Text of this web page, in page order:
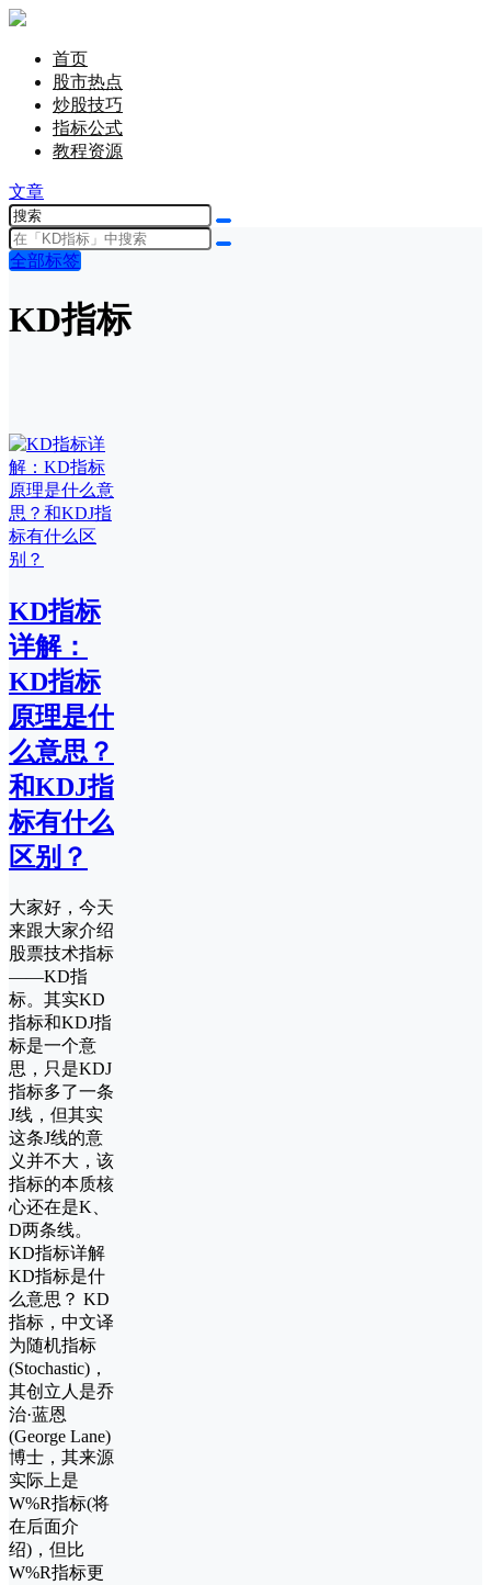
首页
股市热点
炒股技巧
指标公式
教程资源
文章
全部标签
KD指标
KD指标
详解：
KD指标
原理是什
么意思？
和KDJ指
标有什么
区别？
大家好，今天
来跟大家介绍
股票技术指标
——KD指
标。其实KD
指标和KDJ指
标是一个意
思，只是KDJ
指标多了一条
J线，但其实
这条J线的意
义并不大，该
指标的本质核
心还在是K、
D两条线。
KD指标详解
KD指标是什
么意思？ KD
指标，中文译
为随机指标
(Stochastic)，
其创立人是乔
治·蓝恩
(George Lane)
博士，其来源
实际上是
W%R指标(将
在后面介
绍)，但比
W%R指标更